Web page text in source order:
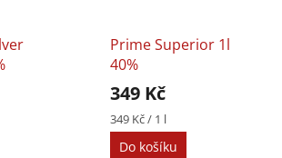
Prime Superior 1l
40%
349 Kč
Měrná
cena:
349 Kč / 1 l
Do košíku